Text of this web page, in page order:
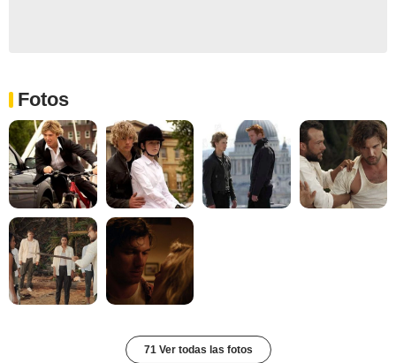
Fotos
71 Ver todas las fotos